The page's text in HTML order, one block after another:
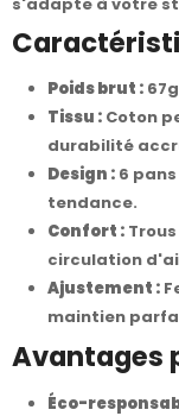
Poids brut :
Tissu : Coton
durabilité
Design : 6
tendance.
Confort :
circulation
Ajustement :
maintien
Avantages
Éco-